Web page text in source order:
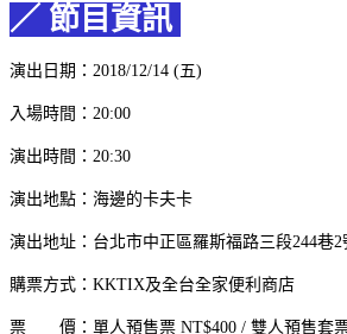
／ 節目資訊
演出日期：2018/12/14 (五)
入場時間：20:00
演出時間：20:30
演出地點：海邊的卡夫卡
演出地址：台北市中正區羅斯福路三段244巷2
購票方式：KKTIX及全台全家便利商店
票 價：單人預售票 NT$400 / 雙人預售套票